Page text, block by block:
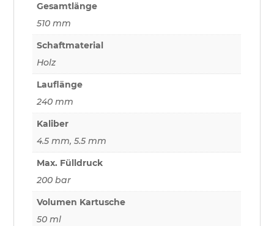
Gesamtlänge
510 mm
Schaftmaterial
Holz
Lauflänge
240 mm
Kaliber
4.5 mm, 5.5 mm
Max. Fülldruck
200 bar
Volumen Kartusche
50 ml